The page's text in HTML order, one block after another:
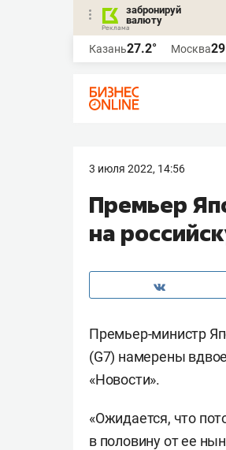
забронируй
валюту
Казань27.2° Москва
3 июля 2022, 14:56
Премьер
на
Премьер-министр
(G7) намерены
«Новости».
«Ожидается, что
в половину от ее